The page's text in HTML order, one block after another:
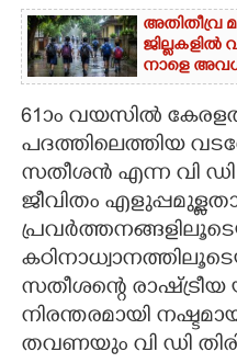
അതിതീവ്ര
ജില്ലകളിൽ
നാളെ
61ാം വയസിൽ
പദത്തിലെത്തിയ
സതീശൻ എന്ന വി ഡി
ജീവിതം
സതീശന്റെ
നിരന്തരമായി
തവണയും വി ഡി